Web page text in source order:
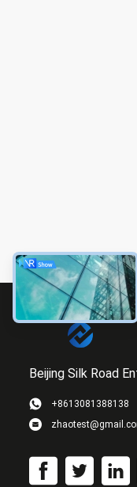
Beijing Silk Road
+8613081388138